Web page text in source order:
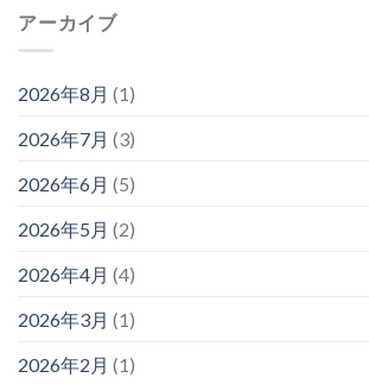
アーカイブ
2026年8月 (1)
2026年7月 (3)
2026年6月 (5)
2026年5月 (2)
2026年4月 (4)
2026年3月 (1)
2026年2月 (1)